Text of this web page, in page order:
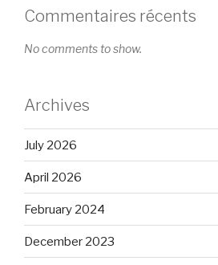
Commentaires récents
No comments to show.
Archives
July 2026
April 2026
February 2024
December 2023